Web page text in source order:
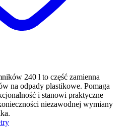
240 l to część zamienna
na odpady plastikowe. Pomaga
i stanowi praktyczne
niezawodnej wymiany